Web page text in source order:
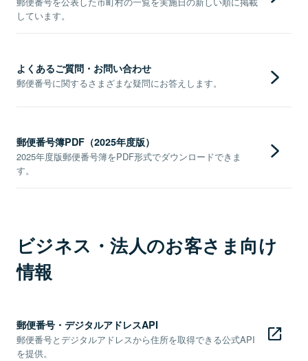
しています。
よくあるご質問・お問い合わせ
郵便番号に関するさまざまな疑問にお答えします。
郵便番号簿PDF（2025年度版）
2025年度版郵便番号簿をPDF形式でダウンロードできま
す。
ビジネス・法人のお客さま向け
情報
郵便番号・デジタルアドレスAPI
郵便番号とデジタルアドレスから住所を取得できる公式API
を提供。